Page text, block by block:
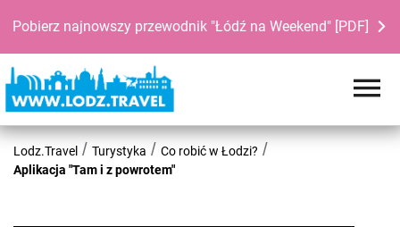
Pobierz najnowszy przewodnik "Łódź na Weekend" [PDF]
Lodz.Travel Turystyka
Co robić w Łodzi?
Aplikacja "Tam i z powrotem"